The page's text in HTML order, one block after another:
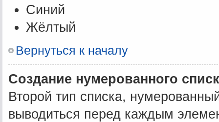
Синий
Жёлтый
Вернуться к началу
Создание нумерованного
Второй тип списка,
выводиться перед каждым